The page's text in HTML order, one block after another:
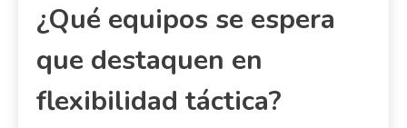
¿Qué equipos se espera
que destaquen en
flexibilidad táctica?